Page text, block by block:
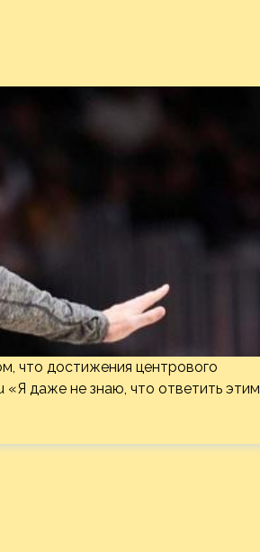
что достижения центрового
даже не знаю, что ответить этим